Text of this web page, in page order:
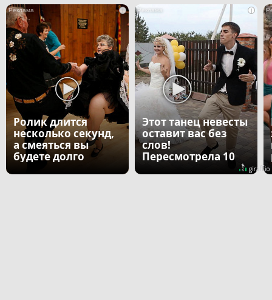
i
Ролик длится
несколько секунд,
а смеяться вы
будете долго
i
Этот танец невесты
оставит вас без
слов!
Пересмотрела 10